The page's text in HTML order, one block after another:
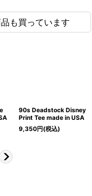
も買っています
90s Deadstock Disney
Print Tee made in USA
9,350円(税込)